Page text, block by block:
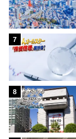
7
8